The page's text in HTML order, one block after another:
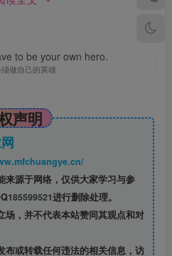
to be your own hero.
做自己的英雄
声明
来源于网络，仅供大家学习与参
185599521进行删除处理。
场，并不代表本站赞同其观点和对
布或转载任何违法的相关信息，访